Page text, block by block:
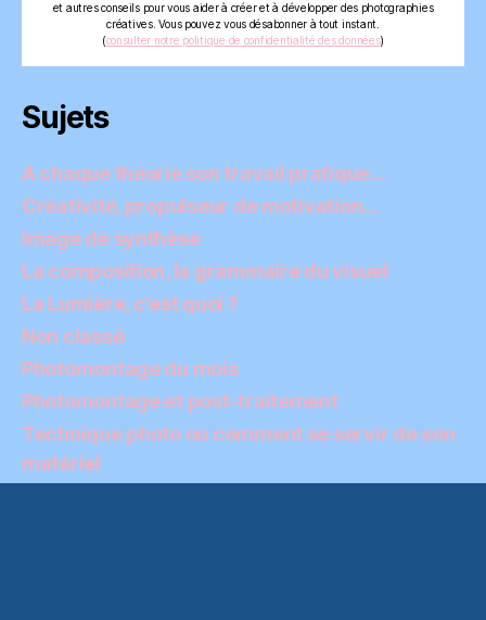
et autres conseils pour vous aider à créer et à développer des photographies
créatives. Vous pouvez vous désabonner à tout instant.
(consulter notre politique de confidentialité des données)
Sujets
A chaque théorie son travail pratique…
Créativité, propulseur de motivation…
Image de synthèse
La composition, la grammaire du visuel
La Lumière, c'est quoi ?
Non classé
Photomontage du mois
Photomontage et post-traitement
Technique photo ou comment se servir de son
matériel